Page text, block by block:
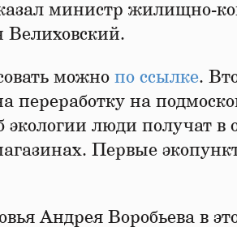
министр жилищно-
Велиховский.
можно по ссылке.
переработку на
экологии люди получат в
Первые
Андрея Воробьева в